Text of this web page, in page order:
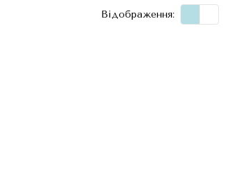
Відображення: